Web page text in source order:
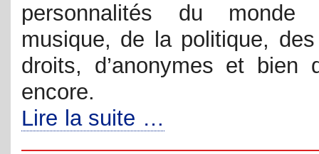
personnalités du
musique, de la politique,
droits, d’anonymes et bien
encore.
Lire la suite …